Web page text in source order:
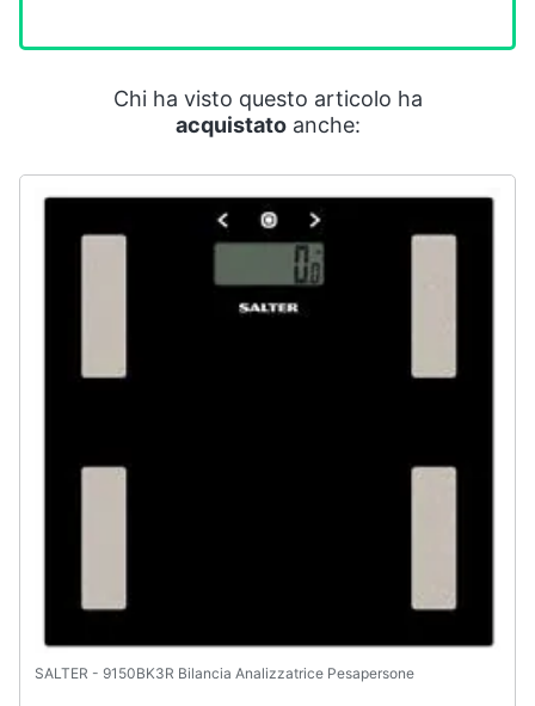
Chi ha visto questo articolo ha
acquistatoanche:
SALTER - 9150BK3R Bilancia Analizzatrice Pesapersone